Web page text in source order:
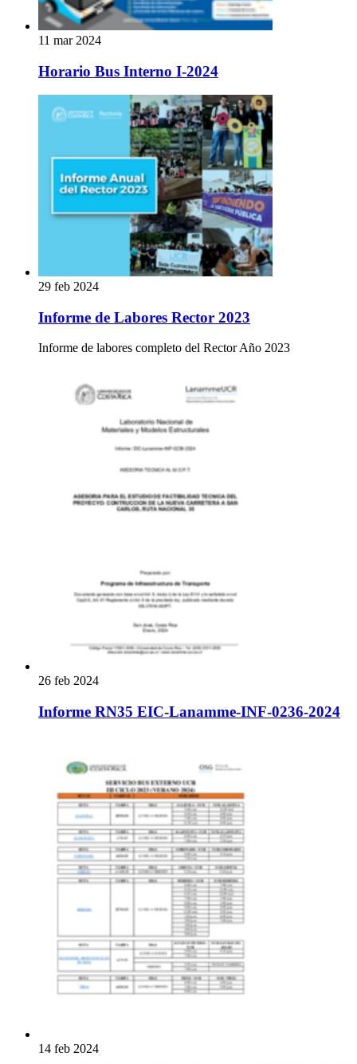
11 mar 2024
Horario Bus Interno I-2024
29 feb 2024
Informe de Labores Rector 2023
Informe de labores completo del Rector Año 2023
26 feb 2024
Informe RN35 EIC-Lanamme-INF-0236-2024
14 feb 2024